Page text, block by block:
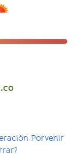
Porvenir